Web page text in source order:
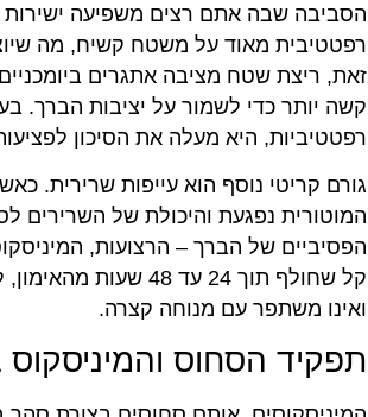
הסביבה שבה אתם רצים משפיעה ישירות
רפטטיבית מאוד על משטח קשיח, מה
זאת, ריצת שטח מציבה אתגרים
קשה יותר כדי לשמור על יציבות הברך.
רפטטיביות, היא מעלה את הסיכון
גורם קריטי נוסף הוא עייפות שרירית.
המוטורית נפגעת והיכולת של השרירים
הפסיביים של הברך – הרצועות,
קל שחולף תוך 24 עד
ואינו משתפר עם מנוחה קצרה.
תפקיד הסחוס והמיניסקוס